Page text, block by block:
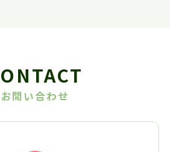
お問い合わせ